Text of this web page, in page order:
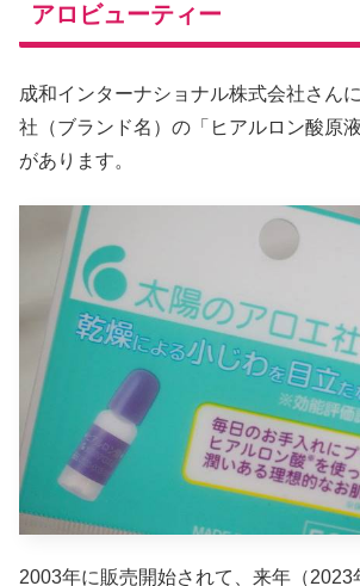
アロビューティー
成和インターナショナル株式会社さん
社（ブランド名）の「ヒアルロン酸原
があります。
2003年に販売開始されて、来年（2023